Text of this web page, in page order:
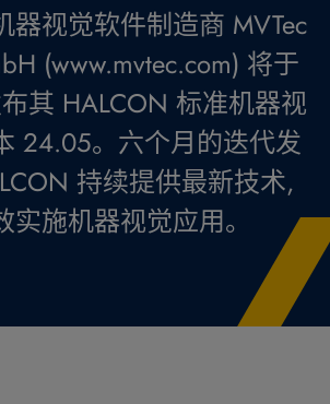
器视觉软件制造商 MVTec
(www.mvtec.com) 将于
其 HALCON 标准机器视
24.05。六个月的迭代发
持续提供最新技术,
施机器视觉应用。